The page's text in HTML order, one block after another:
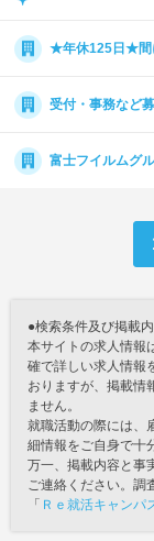
★年休125日★間
受付・事務など
富士フイルムグ
●検索条件及び掲載
本サイトの求人情報
確で詳しい求人情報
おりますが、掲載情
ません。
就職活動の際には、
細情報をご自身で十
万一、掲載内容と事
ご連絡ください。調
「 Ｒｅ就活キャン